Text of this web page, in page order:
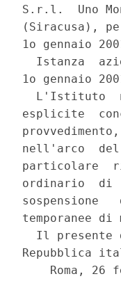
S.r.l.  Uno
(Siracusa),
1o gennaio
Istanza
1o gennaio
L'Istituto
esplicite
nell'arco  del
particolare
ordinario  di
temporanee di
Il presente
Repubblica
Roma, 26